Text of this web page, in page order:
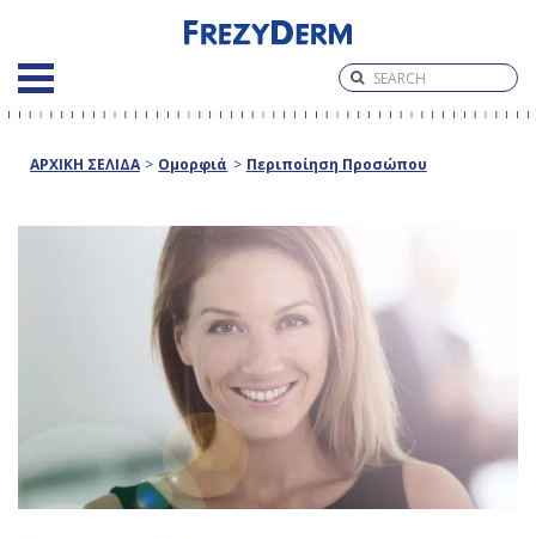
ΑΡΧΙΚΗ ΣΕΛΙΔΑ > Ομορφιά > Περιποίηση Προσώπου